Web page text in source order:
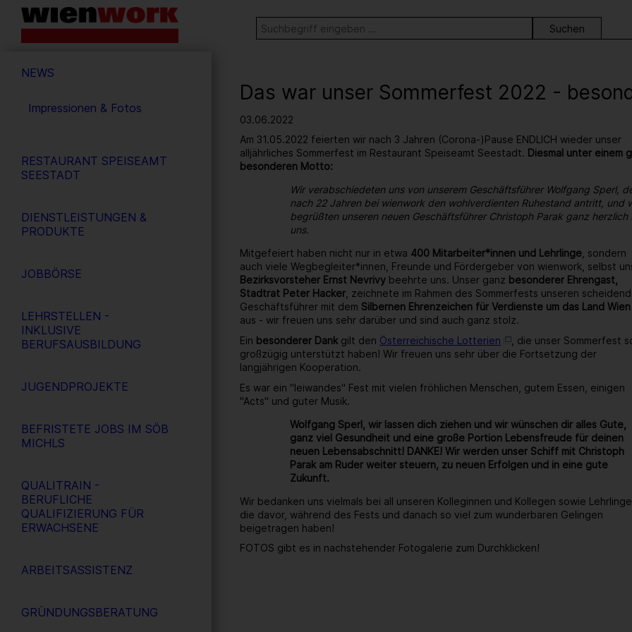
Barrierefreie
Bedienung
Webseite
Stichwortsuche
SUCHE
NEWS
Impressionen & Fotos
RESTAURANT SPEISEAMT
SEESTADT
DIENSTLEISTUNGEN &
PRODUKTE
JOBBÖRSE
LEHRSTELLEN -
INKLUSIVE
BERUFSAUSBILDUNG
JUGENDPROJEKTE
BEFRISTETE JOBS IM SÖB
MICHLS
QUALITRAIN -
BERUFLICHE
QUALIFIZIERUNG FÜR
ERWACHSENE
ARBEITSASSISTENZ
GRÜNDUNGSBERATUNG
Das war unser Sommerfest 2022 -
03.06.2022
Am 31.05.2022 feierten wir nach 3 Jahren (Corona-)Pause ENDLICH wieder unser
alljährliches Sommerfest im Restaurant Speiseamt Seestadt. Diesmal unter einem
besonderen Motto:
Wir verabschiedeten uns von unserem Geschäftsführer Wolfgang Sperl,
nach 22 Jahren bei wienwork den wohlverdienten Ruhestand antritt, und
begrüßten unseren neuen Geschäftsführer Christoph Parak ganz herzlich
uns.
Mitgefeiert haben nicht nur in etwa 400 Mitarbeiter*innen und Lehrlinge , sondern
auch viele Wegbegleiter*innen, Freunde und Fördergeber von wienwork, selbst
Bezirksvorsteher Ernst Nevrivy beehrte uns. Unser ganz besonderer Ehrengast,
Stadtrat Peter Hacker , zeichnete im Rahmen des Sommerfests unseren
Geschäftsführer mit dem Silbernen Ehrenzeichen für Verdienste um das Land Wien
aus - wir freuen uns sehr darüber und sind auch ganz stolz.
Ein besonderer Dank gilt den Österreichische Lotterien
, die unser Sommerfest
großzügig unterstützt haben! Wir freuen uns sehr über die Fortsetzung der
langjährigen Kooperation.
Es war ein "leiwandes" Fest mit vielen fröhlichen Menschen, gutem Essen, einigen
"Acts" und guter Musik.
Wolfgang Sperl, wir lassen dich ziehen und wir wünschen dir alles Gute,
ganz viel Gesundheit und eine große Portion Lebensfreude für deinen
neuen Lebensabschnitt! DANKE! Wir werden unser Schiff mit Christoph
Parak am Ruder weiter steuern, zu neuen Erfolgen und in eine gute
Zukunft.
Wir bedanken uns vielmals bei all unseren Kolleginnen und Kollegen sowie
die davor, während des Fests und danach so viel zum wunderbaren Gelingen
beigetragen haben!
FOTOS gibt es in nachstehender Fotogalerie zum Durchklicken!